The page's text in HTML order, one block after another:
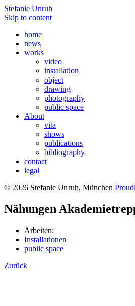
Stefanie Unruh
Skip to content
home
news
works
video
installation
object
drawing
photography
public space
About
vita
shows
publications
bibliography
contact
legal
© 2026 Stefanie Unruh, München
Nähungen
Arbeiten:
Installationen
public space
Zurück